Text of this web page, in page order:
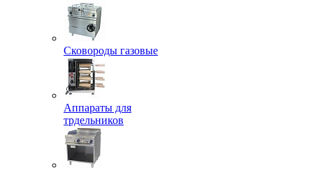
Сковороды газовые
Аппараты для
трдельников